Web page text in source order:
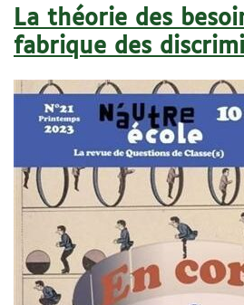
La théorie des
fabrique des